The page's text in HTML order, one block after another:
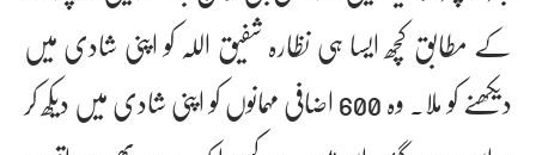
کے مطابق کچھ ایسا ہی نظارہ شفیق اللہ کو اپنی شادی میں
دیکھنے کو ملا۔ وہ 600 اضافی مہمانوں کو اپنی شادی میں دیکھ کر